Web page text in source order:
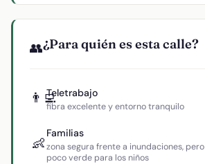
👥¿Para quién es esta calle?
👨‍💻Teletrabajo
fibra excelente y entorno tranquilo
👶
Familias
zona segura frente a inundaciones, pero
poco verde para los niños